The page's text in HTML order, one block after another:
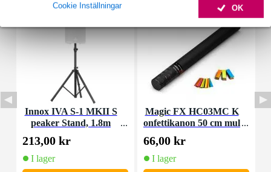
OK
Cookie Inställningar
Innox IVA S-1 MKII S
peaker Stand, 1.8m
213,00 kr
I lager
Magic FX HC03MC K
onfettikanon 50 cm mul
ticolour
66,00 kr
I lager